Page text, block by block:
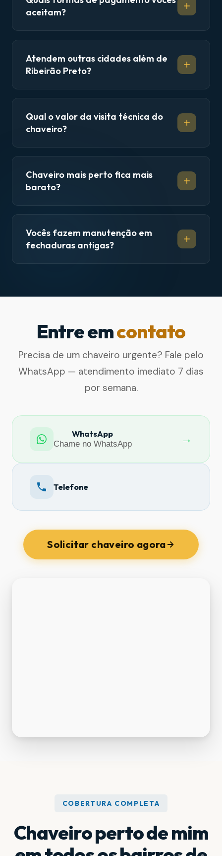
aceitam?
Atendem outras cidades além de
Ribeirão Preto?
Qual o valor da visita técnica do
chaveiro?
Chaveiro mais perto fica mais
barato?
Vocês fazem manutenção em
fechaduras antigas?
Entre emcontato
Precisa de um chaveiro urgente? Fale pelo
WhatsApp — atendimento imediato 7 dias
por semana.
WhatsApp
Chame no WhatsApp
→
Telefone
Solicitar chaveiro agora
COBERTURA COMPLETA
Chaveiro perto de mim